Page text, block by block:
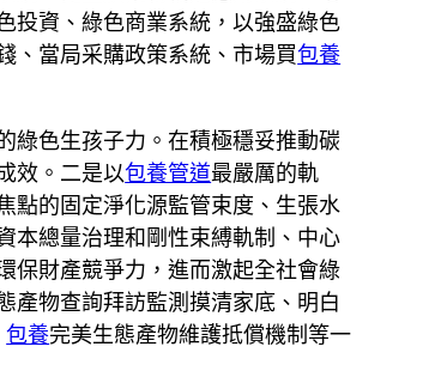
投資、綠色商業系統，以強盛綠色
、當局采購政策系統、市場買包養
綠色生孩子力。在積極穩妥推動碳
效。二是以包養管道最嚴厲的軌
點的固定淨化源監管束度、生張水
本總量治理和剛性束縛軌制、中心
保財產競爭力，進而激起全社會綠
產物查詢拜訪監測摸清家底、明白
包養完美生態產物維護抵償機制等一